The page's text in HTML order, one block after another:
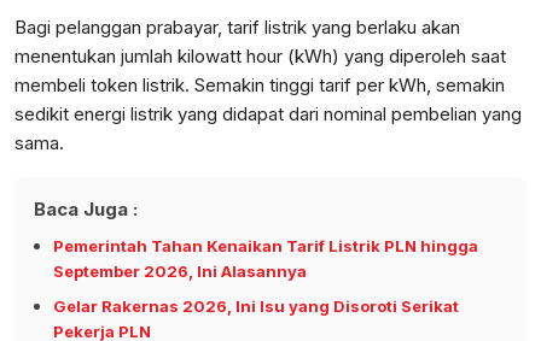
Bagi pelanggan prabayar, tarif listrik yang berlaku akan
menentukan jumlah kilowatt hour (kWh) yang diperoleh saat
membeli token listrik. Semakin tinggi tarif per kWh, semakin
sedikit energi listrik yang didapat dari nominal pembelian yang
sama.
Baca Juga :
Pemerintah Tahan Kenaikan Tarif Listrik PLN hingga
September 2026, Ini Alasannya
Gelar Rakernas 2026, Ini Isu yang Disoroti Serikat
Pekerja PLN